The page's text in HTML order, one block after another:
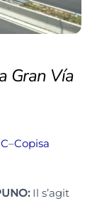
Gran Vía
–Copisa
Il s’agit